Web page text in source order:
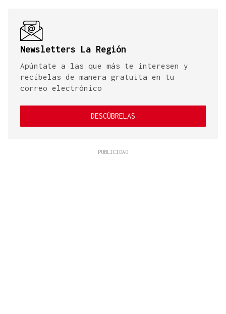
Newsletters La Región
Apúntate a las que más te interesen y
recíbelas de manera gratuita en tu
correo electrónico
DESCÚBRELAS